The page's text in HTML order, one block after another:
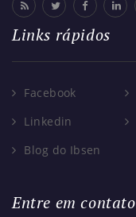
Links rápidos
Facebook
Linkedin
Blog do Ibsen
Entre em contato